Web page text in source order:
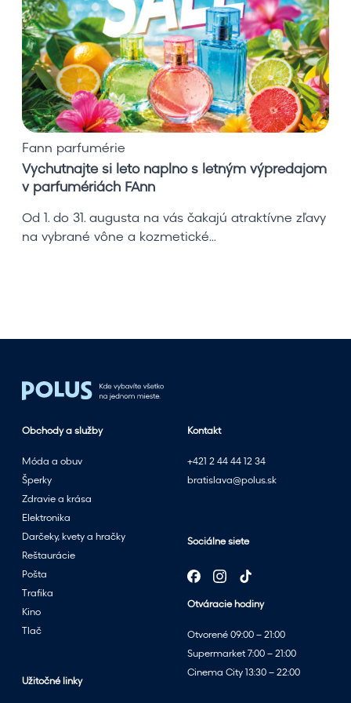
t
n
a
j
t
e
s
l
e
t
o
e
t
ý
m
v
ý
p
r
e
d
a
j
o
p
Fann parfumérie
Vychutnajte si leto naplno s letným výpredajom
v parfumériách FAnn
Od 1. do 31. augusta na vás čakajú atraktívne zľavy
na vybrané vône a kozmetické...
Kontakt
+421 2 44 44 12 34
bratislava@polus.sk
Sociálne siete
Otváracie hodiny
Otvorené 09:00 – 21:00
Supermarket 7:00 – 21:00
Cinema City 13:30 – 22:00
Obchody a služby
Móda a obuv
Šperky
Zdravie a krása
Elektronika
Darčeky, kvety a hračky
Reštaurácie
Pošta
Trafika
Kino
Tlač
Užitočné linky